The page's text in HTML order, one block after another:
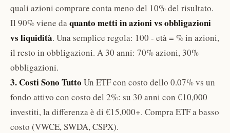
quali azioni comprare conta meno del 10% del risultato.
Il 90% viene da quanto metti in azioni vs obbligazioni
vs liquidità. Una semplice regola: 100 - età = % in azioni,
il resto in obbligazioni. A 30 anni: 70% azioni, 30%
obbligazioni.
3. Costi Sono Tutto Un ETF con costo dello 0.07% vs un
fondo attivo con costo del 2%: su 30 anni con €10,000
investiti, la differenza è di €15,000+. Compra ETF a basso
costo (VWCE, SWDA, CSPX).